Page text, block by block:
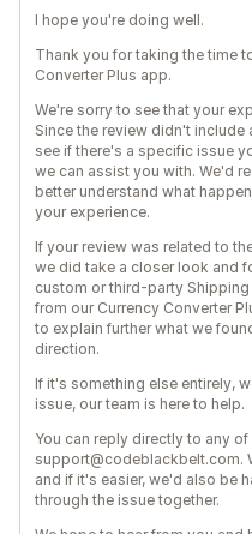
I hope you're doing well.
Thank you for taking the time
Converter Plus app.
We're sorry to see that your
Since the review didn't include
see if there's a specific issue
we can assist you with. We'd
better understand what
your experience.
If your review was related to
we did take a closer look and
custom or third-party
from our Currency Converter
to explain further what we
direction.
If it's something else entirely,
issue, our team is here to help.
You can reply directly to any
support@codeblackbelt.com.
and if it's easier, we'd also be
through the issue together.